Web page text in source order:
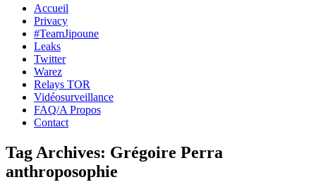
Skip
content
Accueil
Privacy
#TeamJipoune
Leaks
Twitter
Warez
Relays TOR
Vidéosurveillance
FAQ/A Propos
Contact
Tag Archives: Grégoire Perra
anthroposophie